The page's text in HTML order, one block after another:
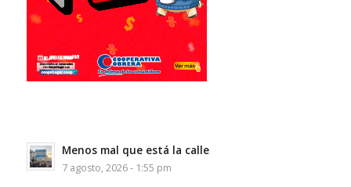
Menos mal que está la calle
7 agosto, 2026 - 1:55 pm